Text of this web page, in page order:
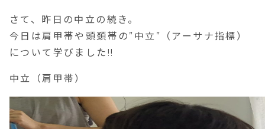
さて、昨日の中立の続き。
今日は肩甲帯や頭頚帯の”中立”（アーサナ指標）
について学びました!!
中立（肩甲帯）